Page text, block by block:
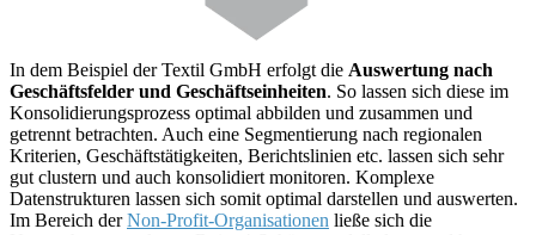
In dem Beispiel der Textil GmbH erfolgt die Auswertung nach
Geschäftsfelder und Geschäftseinheiten. So lassen sich diese im
Konsolidierungsprozess optimal abbilden und zusammen und
getrennt betrachten. Auch eine Segmentierung nach regionalen
Kriterien, Geschäftstätigkeiten, Berichtslinien etc. lassen sich sehr
gut clustern und auch konsolidiert monitoren. Komplexe
Datenstrukturen lassen sich somit optimal darstellen und auswerten.
Im Bereich derNon-Profit-Organisationen ließe sich die